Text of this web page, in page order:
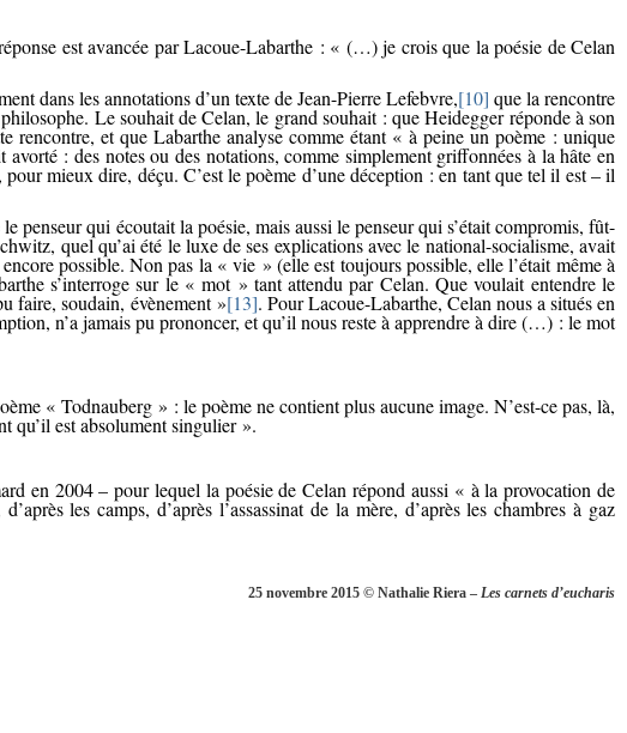
est avancée par Lacoue-Labarthe : « (…) je crois que la poésie de Celan
dans les annotations d’un texte de Jean-Pierre Lefebvre,[10] que la rencontre
Le souhait de Celan, le grand souhait : que Heidegger réponde à son
rencontre, et que Labarthe analyse comme étant « à peine un poème : unique
: des notes ou des notations, comme simplement griffonnées à la hâte en
mieux dire, déçu. C’est le poème d’une déception : en tant que tel il est – il
qui écoutait la poésie, mais aussi le penseur qui s’était compromis, fût-
quel qu’ai été le luxe de ses explications avec le national-socialisme, avait
possible. Non pas la « vie » (elle est toujours possible, elle l’était même à
s’interroge sur le « mot » tant attendu par Celan. Que voulait entendre le
faire, soudain, évènement »[13]. Pour Lacoue-Labarthe, Celan nous a situés en
n’a jamais pu prononcer, et qu’il nous reste à apprendre à dire (…) : le mot
« Todnauberg » : le poème ne contient plus aucune image. N’est-ce pas, là,
qu’il est absolument singulier ».
en 2004 – pour lequel la poésie de Celan répond aussi « à la provocation de
les camps, d’après l’assassinat de la mère, d’après les chambres à gaz
25 novembre 2015 © Nathalie Riera – Les carnets d’eucharis